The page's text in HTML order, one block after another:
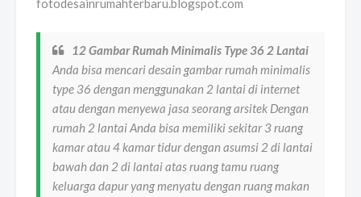
fotodesainrumahterbaru.blogspot.com
12 Gambar Rumah Minimalis Type 36 2 Lantai
Anda bisa mencari desain gambar rumah minimalis
type 36 dengan menggunakan 2 lantai di internet
atau dengan menyewa jasa seorang arsitek Dengan
rumah 2 lantai Anda bisa memiliki sekitar 3 ruang
kamar atau 4 kamar tidur dengan asumsi 2 di lantai
bawah dan 2 di lantai atas ruang tamu ruang
keluarga dapur yang menyatu dengan ruang makan